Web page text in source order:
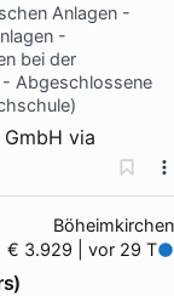
Anlagen -
-
bei der
Abgeschlossene
via
Böheimkirchen
€ 3.929 | vor 29 T